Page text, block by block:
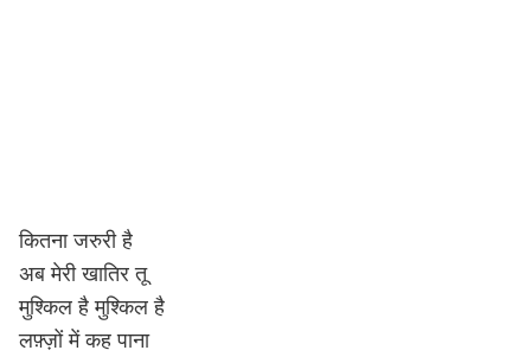
कितना जरुरी है
अब मेरी खातिर तू
मुश्किल है मुश्किल है
लफ़्ज़ों में कह पाना